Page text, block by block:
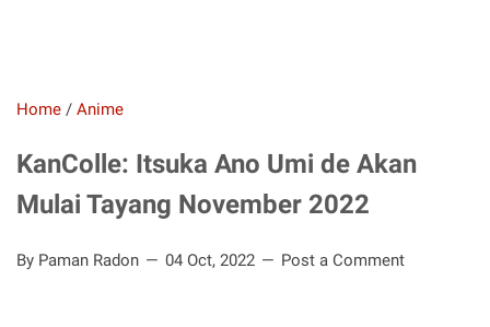
Home / Anime
KanColle: Itsuka Ano Umi de Akan
Mulai Tayang November 2022
By Paman Radon 04 Oct, 2022 Post a Comment